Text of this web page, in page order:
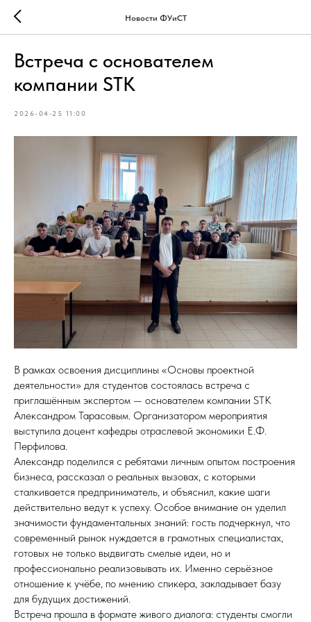
Новости ФУиСТ
Встреча с основателем
компании STK
2026-04-25 11:00
В рамках освоения дисциплины «Основы проектной
деятельности» для студентов состоялась встреча с
приглашённым экспертом — основателем компании STK
Александром Тарасовым. Организатором мероприятия
выступила доцент кафедры отраслевой экономики Е.Ф.
Перфилова.
Александр поделился с ребятами личным опытом построения
бизнеса, рассказал о реальных вызовах, с которыми
сталкивается предприниматель, и объяснил, какие шаги
действительно ведут к успеху. Особое внимание он уделил
значимости фундаментальных знаний: гость подчеркнул, что
современный рынок нуждается в грамотных специалистах,
готовых не только выдвигать смелые идеи, но и
профессионально реализовывать их. Именно серьёзное
отношение к учёбе, по мнению спикера, закладывает базу
для будущих достижений.
Встреча прошла в формате живого диалога: студенты смогли